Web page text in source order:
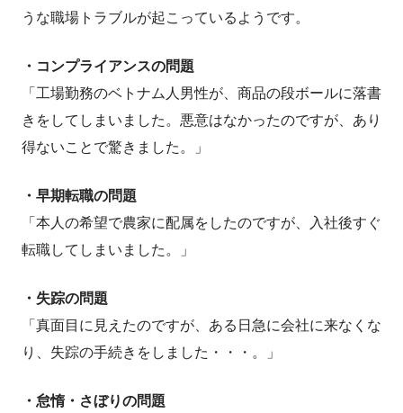
うな職場トラブルが起こっているようです。
・コンプライアンスの問題
「工場勤務のベトナム人男性が、商品の段ボールに落書
きをしてしまいました。悪意はなかったのですが、あり
得ないことで驚きました。」
・早期転職の問題
「本人の希望で農家に配属をしたのですが、入社後すぐ
転職してしまいました。」
・失踪の問題
「真面目に見えたのですが、ある日急に会社に来なくな
り、失踪の手続きをしました・・・。」
・怠惰・さぼりの問題